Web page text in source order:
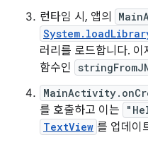
런타임 시, 앱의
러리를 로드합니다.
함수인
를 호출하고 이는
TextView 를 업데이